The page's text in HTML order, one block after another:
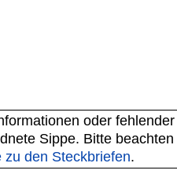
oder
Sippe. Bitte
zu den Steckbriefen.